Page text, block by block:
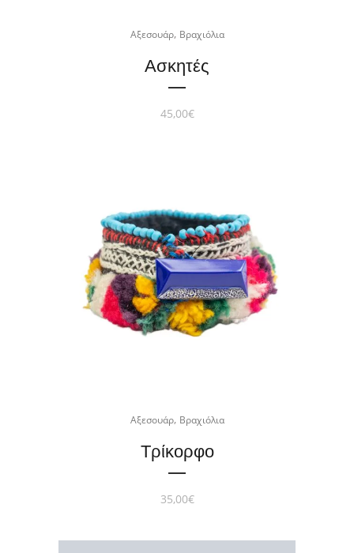
Αξεσουάρ, Βραχιόλια
Ασκητές
45,00€
Αξεσουάρ, Βραχιόλια
Τρίκορφο
35,00€